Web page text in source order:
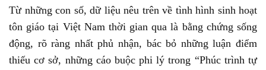
Từ những con số, dữ liệu nêu trên về tình hình sinh hoạt
tôn giáo tại Việt Nam thời gian qua là bằng chứng sống
động, rõ ràng nhất phủ nhận, bác bỏ những luận điểm
thiếu cơ sở, những cáo buộc phi lý trong “Phúc trình tự